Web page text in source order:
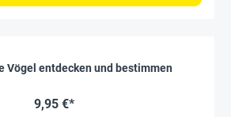
Vögel entdecken und bestimmen
9,95 €*